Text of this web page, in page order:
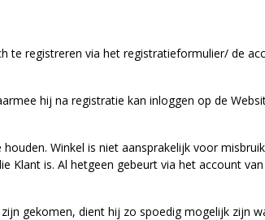
te registreren via het registratieformulier/ de
hij na registratie kan inloggen op de
Winkel is niet aansprakelijk voor
Klant is. Al hetgeen gebeurt via het account
gekomen, dient hij zo spoedig mogelijk zijn